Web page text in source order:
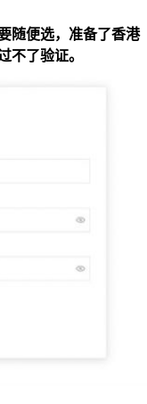
随便选，准备了香港
不了验证。